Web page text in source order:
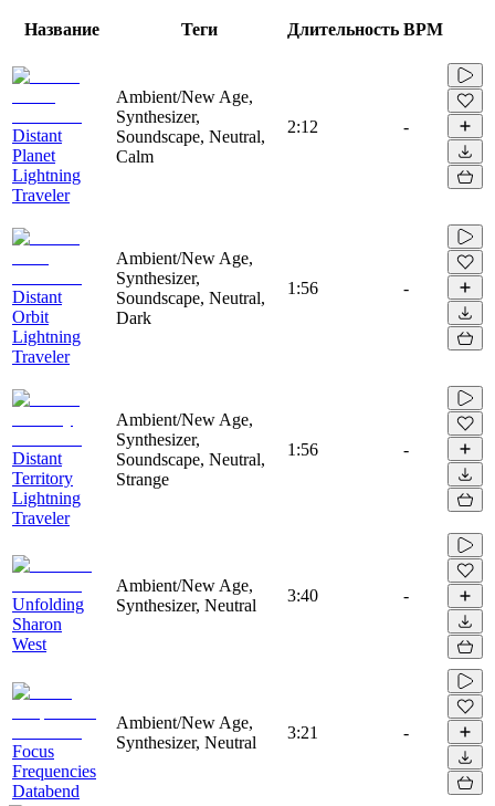
Название Теги Длительность BPM
Distant
Planet
Lightning
Traveler
Ambient/New Age,
Synthesizer,
Soundscape, Neutral,
Calm
2:12 -
Distant
Orbit
Lightning
Traveler
Ambient/New Age,
Synthesizer,
Soundscape, Neutral,
Dark
1:56 -
Distant
Territory
Lightning
Traveler
Ambient/New Age,
Synthesizer,
Soundscape, Neutral,
Strange
1:56 -
Unfolding
Sharon
West
Ambient/New Age,
Synthesizer, Neutral
3:40 -
Focus
Frequencies
Databend
Ambient/New Age,
Synthesizer, Neutral
3:21 -